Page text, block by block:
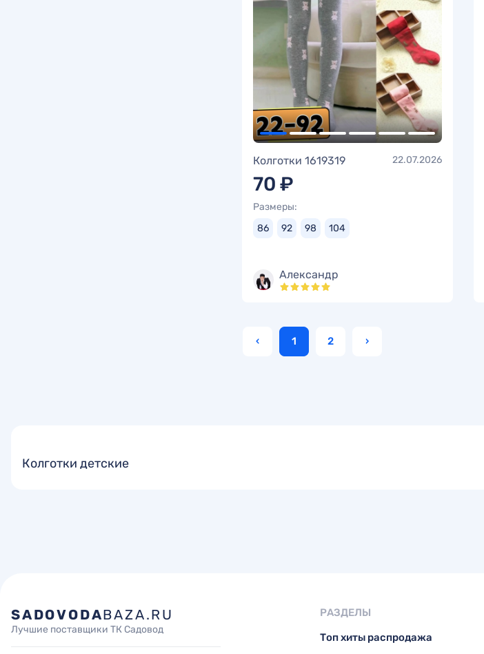
Колготки 1619319 22.07.2026
70 ₽
Размеры:
86
92 98 104
Александр
‹ 1 2 ›
Колготки детские
SADOVODABAZA.RU
Лучшие поставщики ТК Садовод
РАЗДЕЛЫ
Топ хиты распродажа